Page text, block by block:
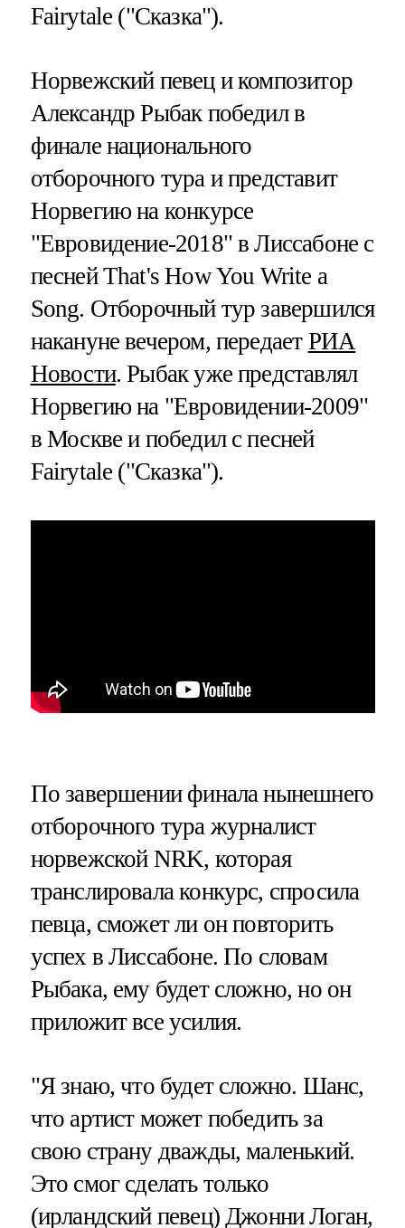
Fairytale ("Сказка").
Норвежский певец и композитор
Александр Рыбак победил в
финале национального
отборочного тура и представит
Норвегию на конкурсе
"Евровидение-2018" в Лиссабоне с
песней That's How You Write a
Song. Отборочный тур завершился
накануне вечером, передает РИА
Новости. Рыбак уже представлял
Норвегию на "Евровидении-2009"
в Москве и победил с песней
Fairytale ("Сказка").
По завершении финала нынешнего
отборочного тура журналист
норвежской NRK, которая
транслировала конкурс, спросила
певца, сможет ли он повторить
успех в Лиссабоне. По словам
Рыбака, ему будет сложно, но он
приложит все усилия.
"Я знаю, что будет сложно. Шанс,
что артист может победить за
свою страну дважды, маленький.
Это смог сделать только
(ирландский певец) Джонни Логан,